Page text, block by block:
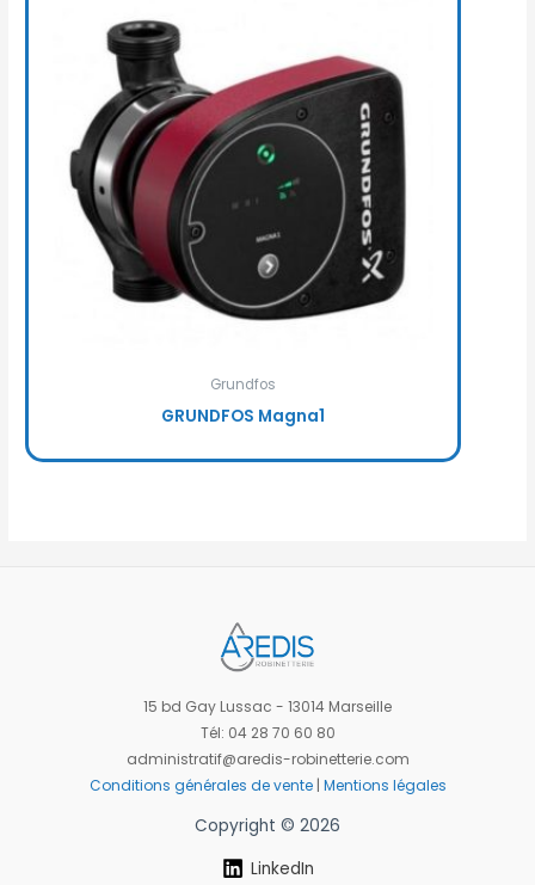
Grundfos
GRUNDFOS Magna1
15 bd Gay Lussac - 13014 Marseille
Tél: 04 28 70 60 80
administratif@aredis-robinetterie.com
Conditions générales de vente| Mentions légales
Copyright © 2026
LinkedIn